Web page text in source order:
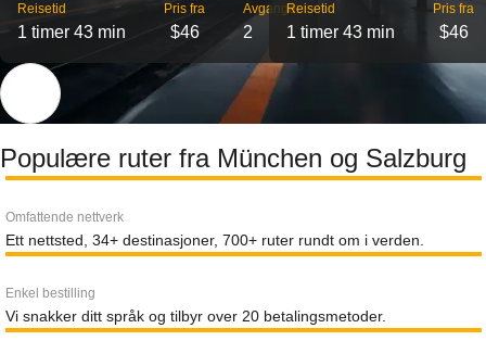
Reisetid
1 timer 43 min
Pris fra
$46
Avganger
2
Reisetid
1 timer 43 min
Pris fra
$46
Populære ruter fra München og Salzburg
Omfattende nettverk
Ett nettsted, 34+ destinasjoner, 700+ ruter rundt om i verden.
Enkel bestilling
Vi snakker ditt språk og tilbyr over 20 betalingsmetoder.